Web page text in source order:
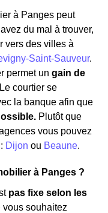
à Panges peut
du mal à trouver,
vers des villes à
Saint-Sauveur.
permet un gain de
courtier se
la banque afin que
Plutôt que
vous pouvez
Dijon ou Beaune.
à Panges ?
pas fixe selon les
vous souhaitez